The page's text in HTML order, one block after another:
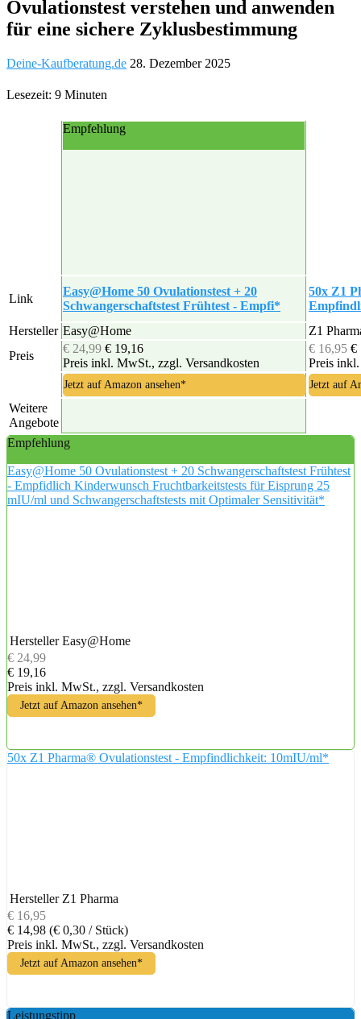
Ovulationstest verstehen und anwenden
für eine sichere Zyklusbestimmung
Deine-Kaufberatung.de 28. Dezember 2025
Lesezeit: 9 Minuten
Empfehlung
Link
Easy@Home 50 Ovulationstest + 20
Schwangerschaftstest Frühtest - Empfi*
50x Z1
Hersteller Easy@Home
Z1
Preis
€ 24,99 € 19,16
Preis inkl. MwSt., zzgl. Versandkosten
€ 16,95 €
Preis
Jetzt auf Amazon ansehen* Jetzt auf
Weitere
Angebote
Empfehlung
Easy@Home 50 Ovulationstest + 20 Schwangerschaftstest Frühtest
- Empfidlich Kinderwunsch Fruchtbarkeitstests für Eisprung 25
mIU/ml und Schwangerschaftstests mit Optimaler Sensitivität*
Hersteller Easy@Home
€ 24,99
€ 19,16
Preis inkl. MwSt., zzgl. Versandkosten
Jetzt auf Amazon ansehen*
50x Z1 Pharma® Ovulationstest - Empfindlichkeit: 10mIU/ml*
Hersteller Z1 Pharma
€ 16,95
€ 14,98 (€ 0,30 / Stück)
Preis inkl. MwSt., zzgl. Versandkosten
Jetzt auf Amazon ansehen*
Leistungstipp